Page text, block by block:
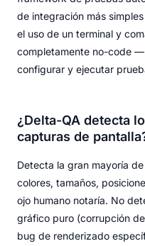
de integración más
el uso de un terminal y
completamente no-code
configurar y ejecutar
¿Delta-QA detecta
capturas de
Detecta la gran mayoría
colores, tamaños,
ojo humano notaría. No
gráfico puro (corrupción
bug de renderizado